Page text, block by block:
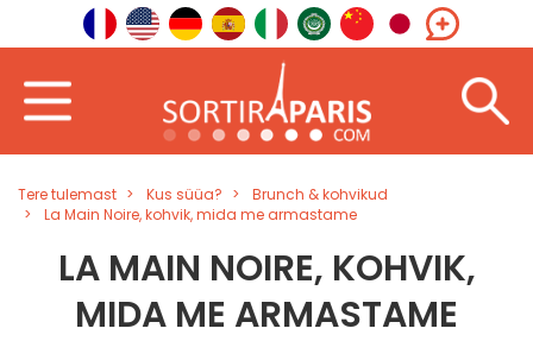
Tere tulemast Kus süüa?
Brunch & kohvikud
La Main Noire, kohvik, mida me armastame
LA MAIN NOIRE, KOHVIK,
MIDA ME ARMASTAME